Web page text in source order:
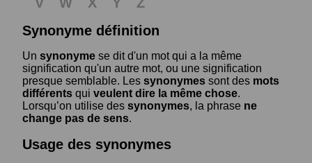
Synonyme définition
Un synonyme se dit d'un mot qui a la même
signification qu'un autre mot, ou une signification
presque semblable. Les synonymes sont des mots
différents qui veulent dire la même chose.
Lorsqu’on utilise des synonymes, la phrase ne
change pas de sens.
Usage des synonymes